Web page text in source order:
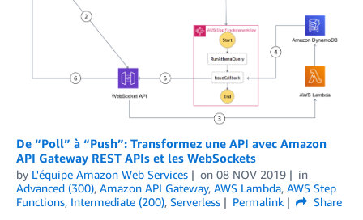
De “Poll” à “Push”: Transformez une API avec Amazon
API Gateway REST APIs et les WebSockets
by L'équipe Amazon Web Services on 08 NOV 2019
in
Advanced (300), Amazon API Gateway, AWS Lambda, AWS Step
Functions, Intermediate (200), Serverless Permalink
Share